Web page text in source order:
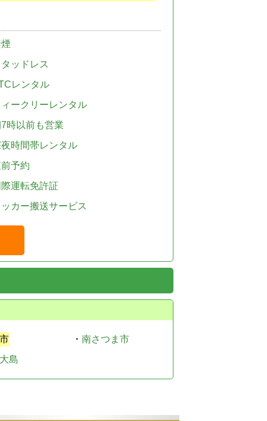
ッドレス
レンタル
ークリーレンタル
時以前も営業
時間帯レンタル
予約
運転免許証
カー搬送サービス
・ 南さつま市
島